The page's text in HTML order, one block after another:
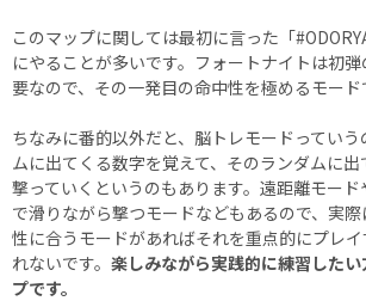
このマップに関しては最初に言った「
にやることが多いです。フォートナイトは初
要なので、その一発目の命中性を極めるモード
ちなみに番的以外だと、脳トレモードっていう
ムに出てくる数字を覚えて、そのランダムに
撃っていくというのもあります。遠距離モー
で滑りながら撃つモードなどもあるので、実
性に合うモードがあればそれを重点的にプレ
れないです。 楽しみながら実践的に練習した
プです。